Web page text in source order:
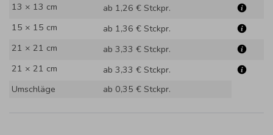
13 × 13 cm
ab 1,26 € Stckpr.
15 × 15 cm
ab 1,36 € Stckpr.
21 × 21 cm
ab 3,33 € Stckpr.
21 × 21 cm
ab 3,33 € Stckpr.
Umschläge
ab 0,35 € Stckpr.